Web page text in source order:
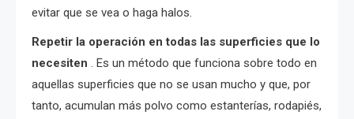
evitar que se vea o haga halos.
Repetir la operación en todas las superficies que lo
necesiten . Es un método que funciona sobre todo en
aquellas superficies que no se usan mucho y que, por
tanto, acumulan más polvo como estanterías, rodapiés,